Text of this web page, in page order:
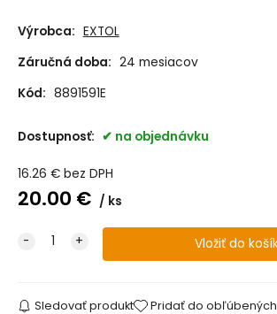
Výrobca: EXTOL
Záručná doba: 24 mesiacov
Kód: 8891591E
Dostupnosť: na objednávku
16.26 € bez DPH
20.00 € ks
Sledovať produkt Pridať do obľúbených